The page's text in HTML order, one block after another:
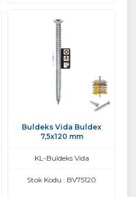
Buldeks Vida Buldex
7,5x120 mm
KL-Buldeks Vida
Stok Kodu : BV75120